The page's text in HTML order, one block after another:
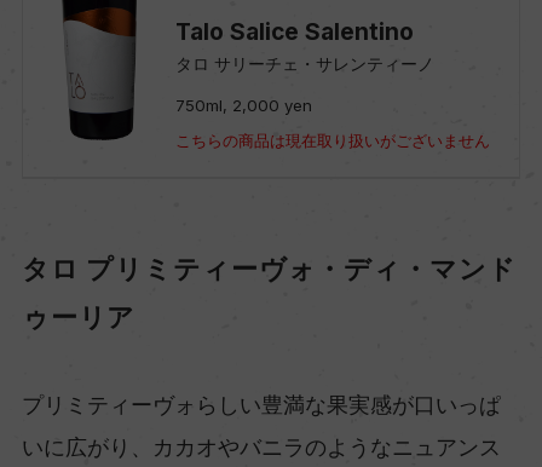
Talo Salice Salentino
タロ サリーチェ・サレンティーノ
750ml, 2,000 yen
こちらの商品は現在取り扱いがございません
タロ プリミティーヴォ・ディ・マンド
ゥーリア
プリミティーヴォらしい豊満な果実感が口いっぱ
いに広がり、カカオやバニラのようなニュアンス